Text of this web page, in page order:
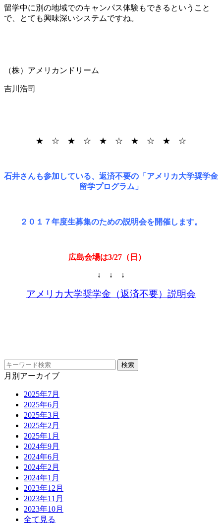
留学中に別の地域でのキャンパス体験もできるということ
で、とても興味深いシステムですね。
（株）アメリカンドリーム
吉川浩司
★ ☆ ★ ☆ ★ ☆ ★ ☆ ★ ☆
石井さんも参加している、返済不要の「アメリカ大学奨学金
留学プログラム」
２０１７年度生募集のための説明会を開催します。
広島会場は3/27（日）
↓ ↓ ↓
アメリカ大学奨学金（返済不要）説明会
月別アーカイブ
2025年7月
2025年6月
2025年3月
2025年2月
2025年1月
2024年9月
2024年6月
2024年2月
2024年1月
2023年12月
2023年11月
2023年10月
全て見る